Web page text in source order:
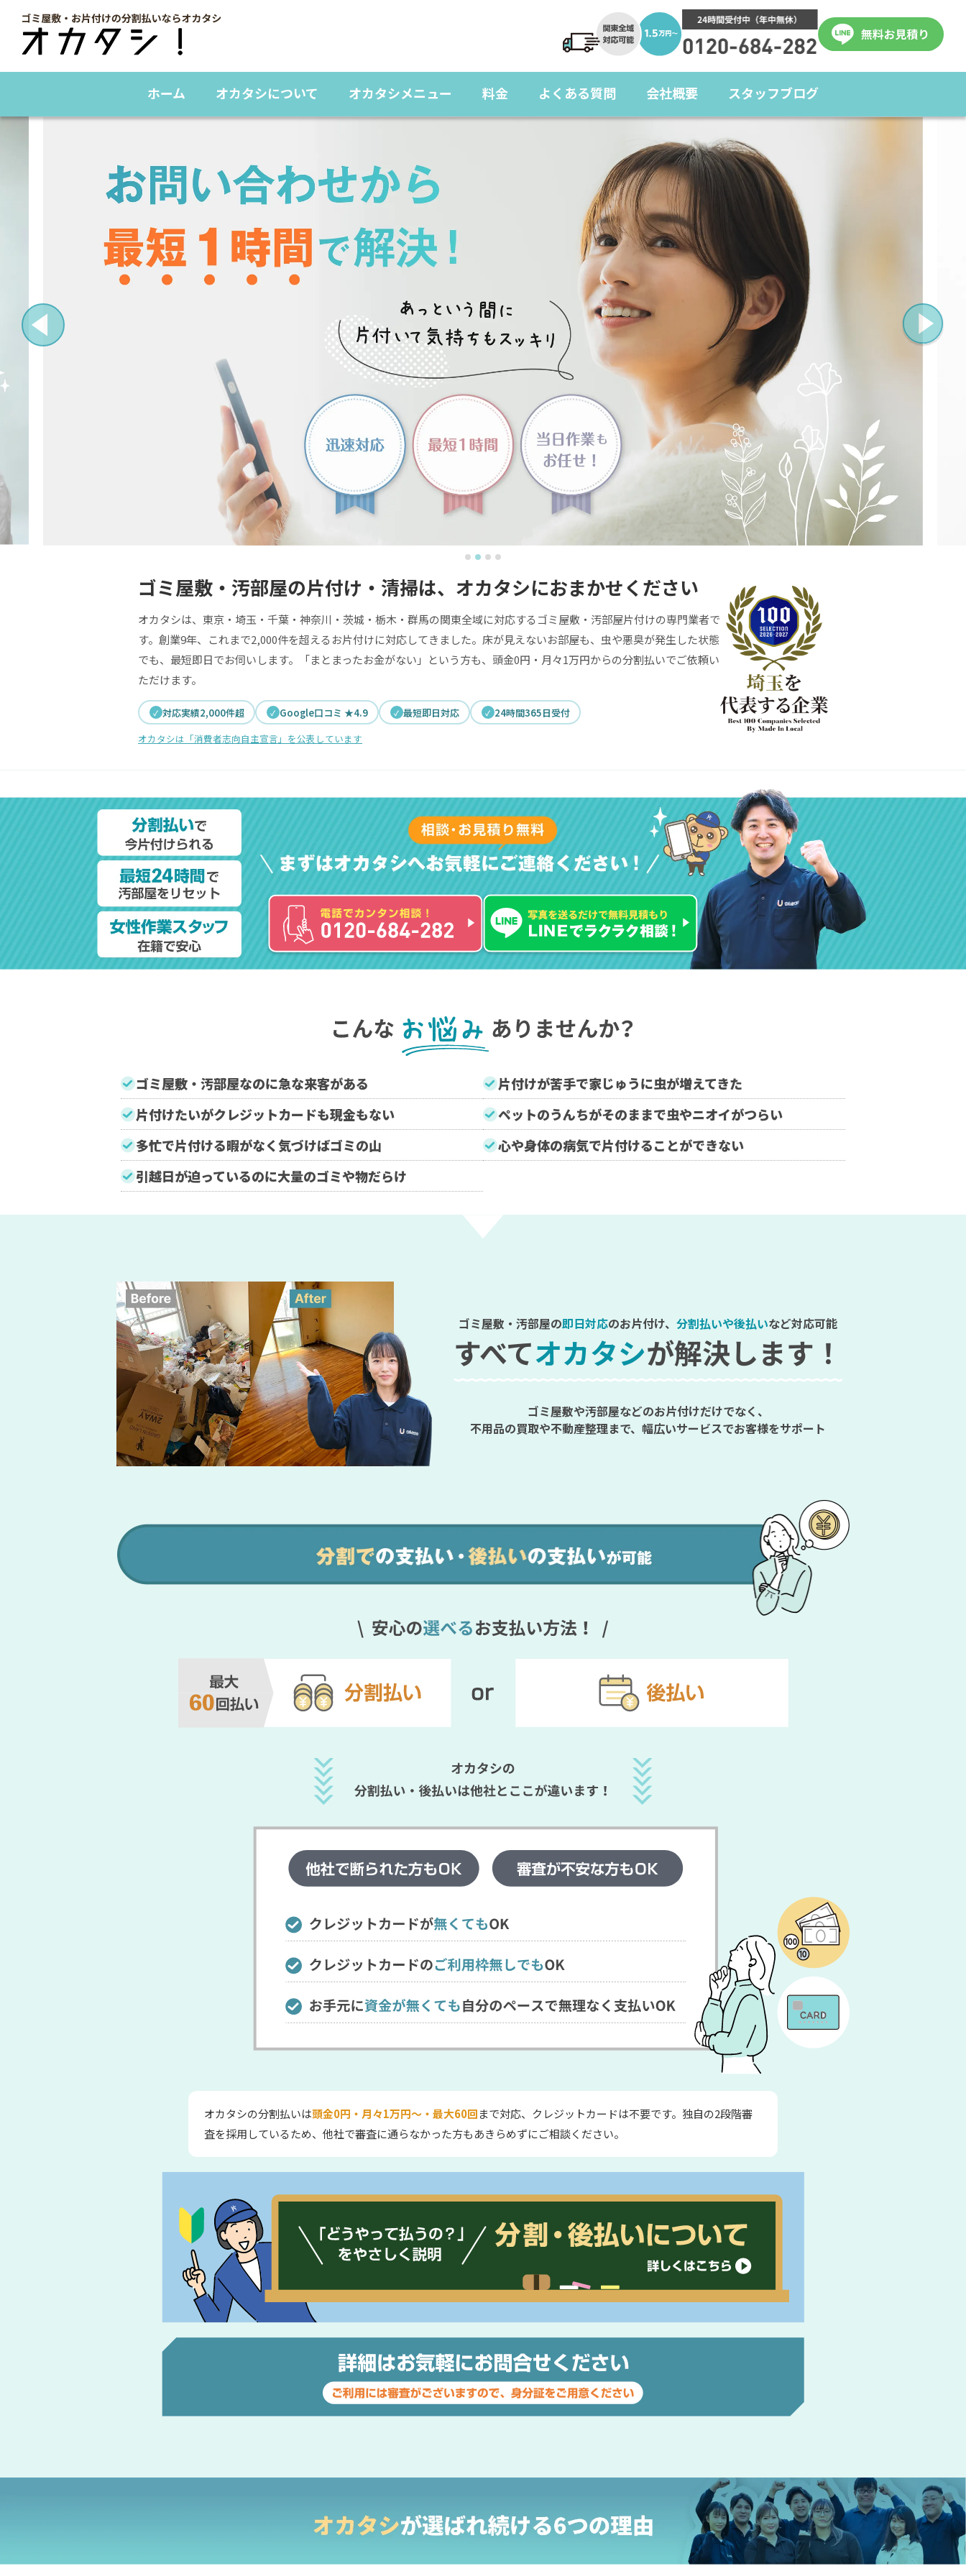
ホーム オカタシについて オカタシメニュー 料金 よくある質問 会社概要 スタッフブログ
ゴミ屋敷・汚部屋の片付け・清掃は、 オカタシにおまかせください
オカタシは、東京・埼玉・千葉・神奈川・茨城・栃木・群馬の関東全域に対応するゴミ屋敷・汚部屋片付けの専門業者で
す。創業9年、これまで2,000件を超えるお片付けに対応してきました。床が見えないお部屋も、虫や悪臭が発生した状態
でも、最短即日でお伺いします。「まとまったお金がない」という方も、頭金0円・月々1万円からの分割払いでご依頼い
ただけます。
対応実績2,000件超 Google口コミ ★4.9 最短即日対応
24時間365日受付
オカタシは「消費者志向自主宣言」を公表しています
ゴミ屋敷・汚部屋なのに急な来客がある
片付けが苦手で家じゅうに虫が増えてきた
片付けたいがクレジットカードも現金もない
ペットのうんちがそのままで虫やニオイがつらい
多忙で片付ける暇がなく気づけばゴミの山
心や身体の病気で片付けることができない
引越日が迫っているのに大量のゴミや物だらけ
ゴミ屋敷・汚部屋の即日対応のお片付け、 分割払いや後払いなど対応可能
すべてオカタシが解決します！
ゴミ屋敷や汚部屋などのお片付けだけでなく、
不用品の買取や不動産整理まで、幅広いサービスでお客様をサポート
オカタシの分割払いは頭金0円・月々1万円〜・最大60回まで対応、クレジットカードは不要です。独自の2段階審
査を採用しているため、他社で審査に通らなかった方もあきらめずにご相談ください。